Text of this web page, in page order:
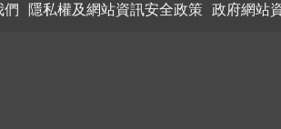
們 隱私權及網站資訊安全政策 政府網站